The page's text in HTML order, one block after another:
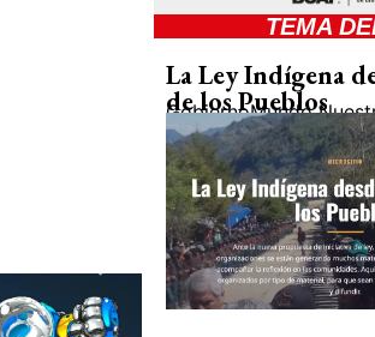
TEMA
La Ley Indígena
de los Pueblos
GobiernoMundo